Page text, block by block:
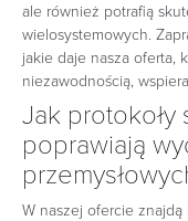
ale również potrafią
wielosystemowych.
jakie daje nasza oferta,
niezawodnością,
Jak
poprawiają
W naszej ofercie